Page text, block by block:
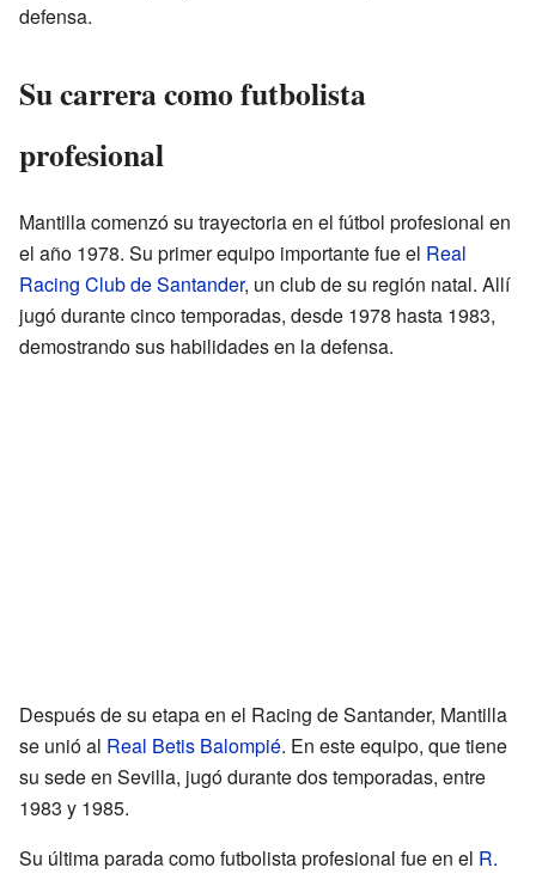
defensa.
Su carrera como futbolista
profesional
Mantilla comenzó su trayectoria en el fútbol profesional en
el año 1978. Su primer equipo importante fue el Real
Racing Club de Santander, un club de su región natal. Allí
jugó durante cinco temporadas, desde 1978 hasta 1983,
demostrando sus habilidades en la defensa.
Después de su etapa en el Racing de Santander, Mantilla
se unió al Real Betis Balompié. En este equipo, que tiene
su sede en Sevilla, jugó durante dos temporadas, entre
1983 y 1985.
Su última parada como futbolista profesional fue en el R.